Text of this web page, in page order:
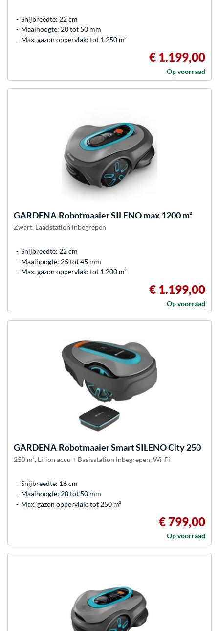
Snijbreedte: 22 cm
Maaihoogte: 20 tot 50 mm
Max. gazon oppervlak: tot 1.250 m²
€ 1.199,00
Op voorraad
GARDENA Robotmaaier SILENO max 1200 m²
Zwart, Laadstation inbegrepen
Snijbreedte: 22 cm
Maaihoogte: 25 tot 45 mm
Max. gazon oppervlak: tot 1.200 m²
€ 1.199,00
Op voorraad
GARDENA Robotmaaier Smart SILENO City 250
250 m², Li-ion accu + Basisstation inbegrepen, Wi-Fi
Snijbreedte: 16 cm
Maaihoogte: 20 tot 50 mm
Max. gazon oppervlak: tot 250 m²
€ 799,00
Op voorraad